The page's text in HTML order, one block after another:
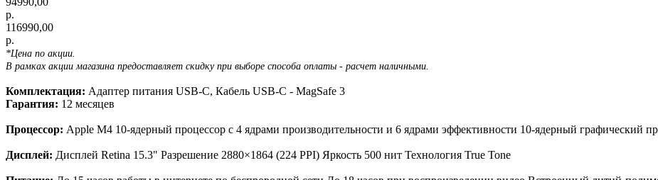
р.
116990,00
р.
*Цена по акции.
В рамках акции магазина предоставляет скидку при выборе способа оплаты - расчет наличными.
Комплектация: Адаптер питания USB-C, Кабель USB-C - MagSafe 3
Гарантия: 12 месяцев
Процессор: Apple M4 10‑ядерный процессор с 4 ядрами производительности и 6 ядрами эффективности 10‑ядерный графический
Дисплей: Дисплей Retina 15.3" Разрешение 2880×1864 (224 PPI) Яркость 500 нит Технология True Tone